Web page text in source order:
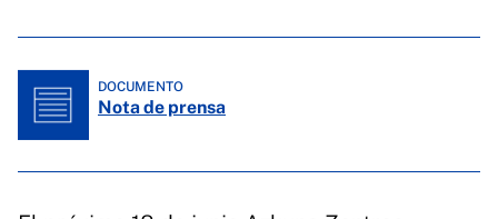
DOCUMENTO
Nota de prensa